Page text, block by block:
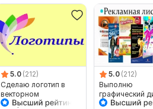
5.0 (212)
Сделаю логотип в
векторном
изображении
5.0 (212)
Выполню
графический
листовок